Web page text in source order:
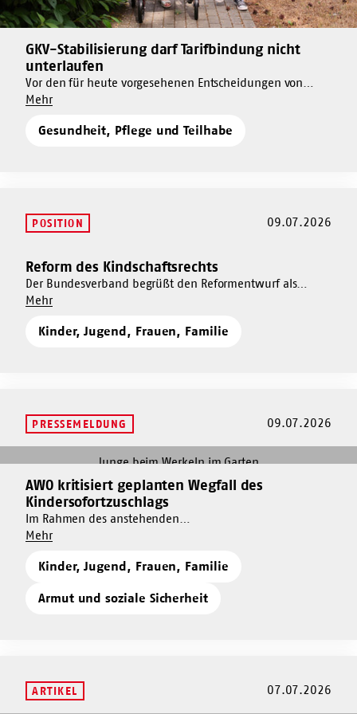
GKV-Stabilisierung darf Tarifbindung nicht
unterlaufen
Vor den für heute vorgesehenen Entscheidungen von
Bundestag und Bundesrat zum GKV-
vor einer einseitigen Konsolidierung zulasten von
Mehr
dazu
GKV-
Stabilisierung
Tarifbindung
MehrUm
Stabilisierung
Gesundheit, Pflege und Teilhabe
POSITION 09.07.2026
Reform des Kindschaftsrechts
Der Bundesverband begrüßt den Reformentwurf als
wichtigen Schritt hin zu mehr Kindeswohl und Schutz vor
Nachbesserungsbedarf.
Mehr
dazu
Reform
Kindschaftsrechts
MehrUm
des
Kinder, Jugend, Frauen, Familie
PRESSEMELDUNG 09.07.2026
kritisiert
geplanten
Wegfall
Kindersofortzuschlags
AWO kritisiert geplanten Wegfall des
Kindersofortzuschlags
Im Rahmen des anstehenden
Regelbedarfsermittlungsgesetzes soll der
unhaltbar, dass die Regierung eher Kindern ihre Chancen
zu verpflichten.
Mehr
dazu
AWO
kritisiert
Wegfall
Kindersofortzuschlags
MehrUm
kritisiert
Wegfall
Kinder, Jugend, Frauen, Familie
Armut und soziale Sicherheit
ARTIKEL 07.07.2026